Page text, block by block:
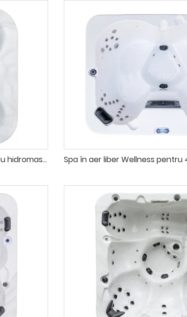
Jacuzzi în aer liber pentru 4 persoane, cu hidromasaj și jacuzzi